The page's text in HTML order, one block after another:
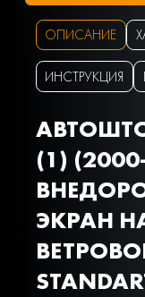
ОПИСАНИЕ
ИНСТРУКЦИЯ
(1)
ЭКРАН